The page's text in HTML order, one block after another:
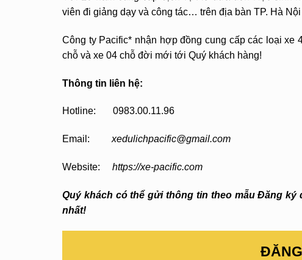
viên đi giảng dạy và công tác… trên địa bàn TP. Hà
Công ty Pacific* nhận hợp đồng cung cấp các loại xe
chỗ và xe 04 chỗ đời mới tới Quý khách hàng!
Thông tin liên hệ:
Hotline: 0983.00.11.96
Email: xedulichpacific@gmail.com
Website: https://xe-pacific.com
Quý khách có thể gửi thông tin theo mẫu Đăng
nhất!